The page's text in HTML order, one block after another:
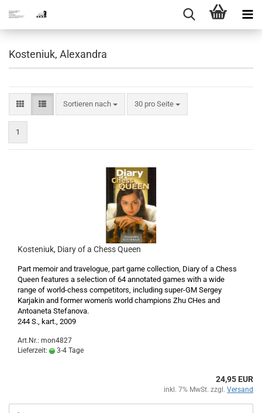
Kosteniuk, Alexandra
Sortieren nach
Sortieren nach 30 pro Seite
pro Seite
1
Kosteniuk, Diary of a Chess Queen
Part memoir and travelogue, part game collection, Diary of a Chess
Queen features a selection of 64 annotated games with a wide
range of world-chess competitors, including super-GM Sergey
Karjakin and former women's world champions Zhu CHes and
Antoaneta Stefanova.
244 S., kart., 2009
Art.Nr.: mon4827
Lieferzeit:
3-4 Tage
24,95 EUR
inkl. 7% MwSt. zzgl. Versand